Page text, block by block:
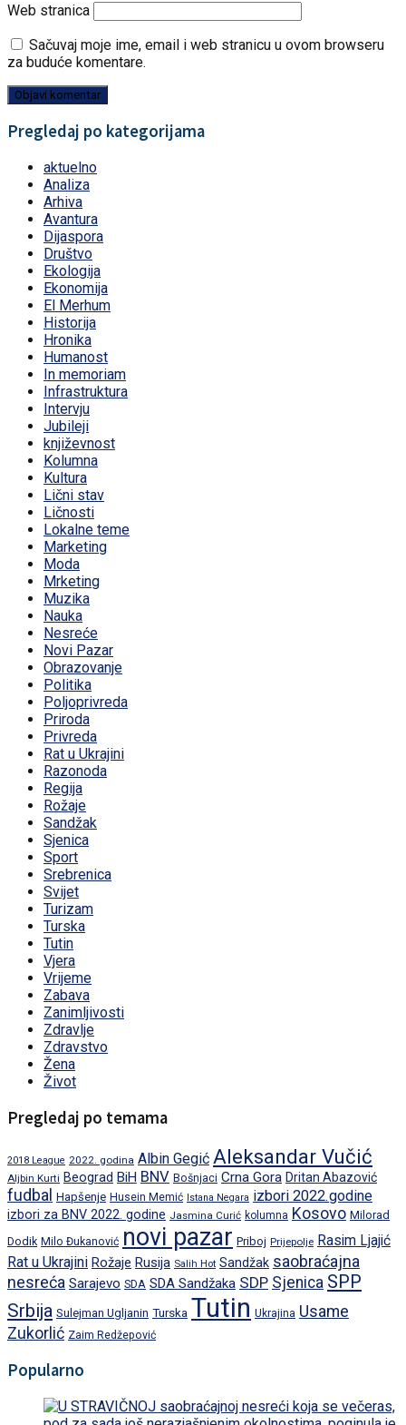
Web stranica
Sačuvaj moje ime, email i web stranicu u ovom browseru
za buduće komentare.
Pregledaj po kategorijama
aktuelno
Analiza
Arhiva
Avantura
Dijaspora
Društvo
Ekologija
Ekonomija
El Merhum
Historija
Hronika
Humanost
In memoriam
Infrastruktura
Intervju
Jubileji
književnost
Kolumna
Kultura
Lični stav
Ličnosti
Lokalne teme
Marketing
Moda
Mrketing
Muzika
Nauka
Nesreće
Novi Pazar
Obrazovanje
Politika
Poljoprivreda
Priroda
Privreda
Rat u Ukrajini
Razonoda
Regija
Rožaje
Sandžak
Sjenica
Sport
Srebrenica
Svijet
Turizam
Turska
Tutin
Vjera
Vrijeme
Zabava
Zanimljivosti
Zdravlje
Zdravstvo
Žena
Život
Pregledaj po temama
2018 League 2022. godina Albin Gegić Aleksandar Vučić
Aljbin Kurti Beograd BiH BNV Bošnjaci Crna Gora Dritan Abazović
fudbal Hapšenje Husein Memić Istana Negara izbori 2022.godine
izbori za BNV 2022. godine Jasmina Curić kolumna Kosovo Milorad
Dodik Milo Đukanović novi pazar Priboj Prijepolje Rasim Ljajić
Rat u Ukrajini Rožaje Rusija Salih Hot Sandžak saobraćajna
nesreća Sarajevo SDA SDA Sandžaka SDP Sjenica SPP
Srbija Sulejman Ugljanin Turska Tutin Ukrajina Usame
Zukorlić Zaim Redžepović
Popularno